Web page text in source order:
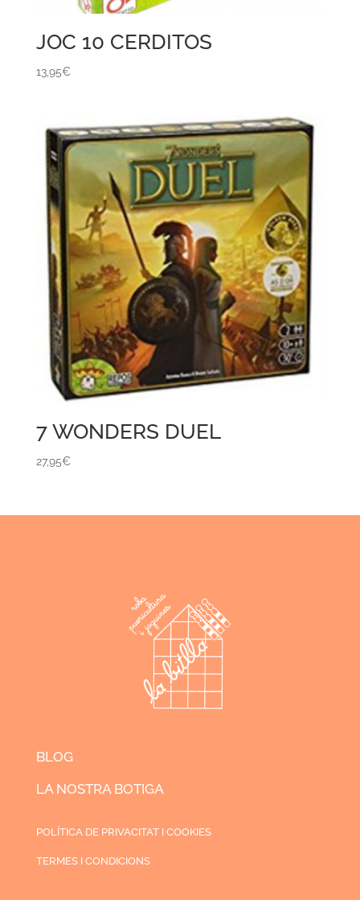
JOC 10 CERDITOS
13,95€
7 WONDERS DUEL
27,95€
BLOG
LA NOSTRA BOTIGA
POLÍTICA DE PRIVACITAT I COOKIES
TERMES I CONDICIONS